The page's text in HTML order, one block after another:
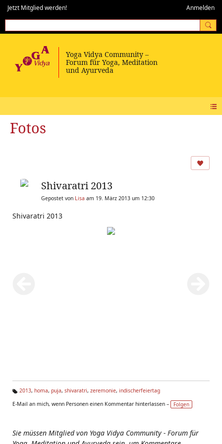
Jetzt Mitglied werden! Anmelden
Fotos
Shivaratri 2013
Gepostet von Lisa am 19. März 2013 um 12:30
Shivaratri 2013
g
2013, homa, puja, shivaratri, zeremonie, indischerfeiertag
E-Mail an mich, wenn Personen einen Kommentar hinterlassen –
Folgen
Sie müssen Mitglied von Yoga Vidya Community - Forum für